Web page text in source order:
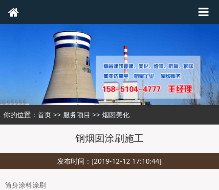
你的位置： 首页>> 服务项目 >> 烟囱美化
钢烟囱涂刷施工
发布时间：[2019-12-12 17:10:44]
筒身涂料涂刷